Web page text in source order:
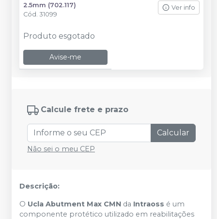
2.5mm (702.117)
Cód. 31099
Ver info
Produto esgotado
Avise-me
Calcule frete e prazo
Calcular
Não sei o meu CEP
Descrição:
O Ucla Abutment Max CMN da Intraoss é um
componente protético utilizado em reabilitações